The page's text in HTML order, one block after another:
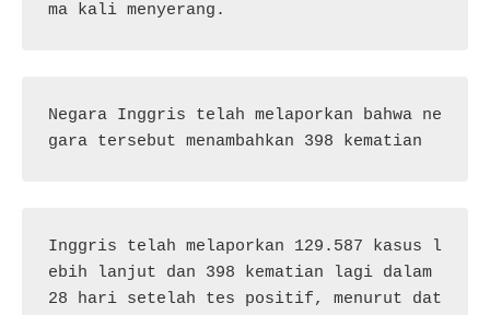
ma kali menyerang.
Negara Inggris telah melaporkan bahwa ne
gara tersebut menambahkan 398 kematian
Inggris telah melaporkan 129.587 kasus l
ebih lanjut dan 398 kematian lagi dalam
28 hari setelah tes positif, menurut dat